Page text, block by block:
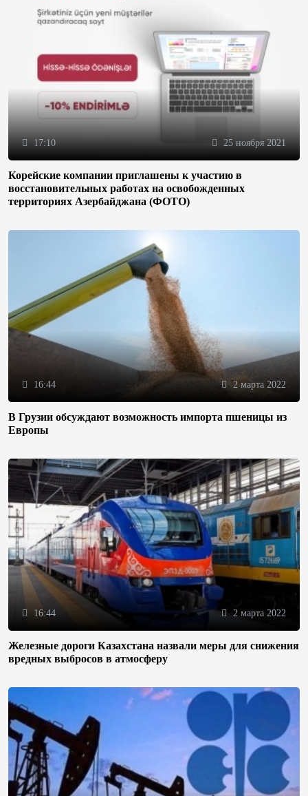
17:10 25 ноября 2021
Корейские компании приглашены к участию в
восстановительных работах на освобожденных
территориях Азербайджана (ФОТО)
16:44 2 марта 2022
В Грузии обсуждают возможность импорта пшеницы из
Европы
16:44 2 марта 2022
Железные дороги Казахстана назвали меры для снижения
вредных выбросов в атмосферу